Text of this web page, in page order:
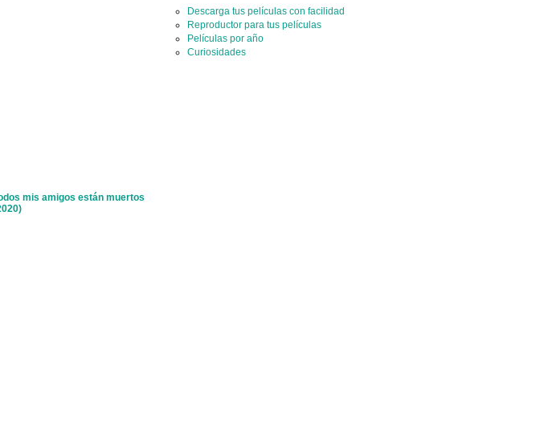
Descarga tus películas con facilidad
Reproductor para tus películas
Películas por año
Curiosidades